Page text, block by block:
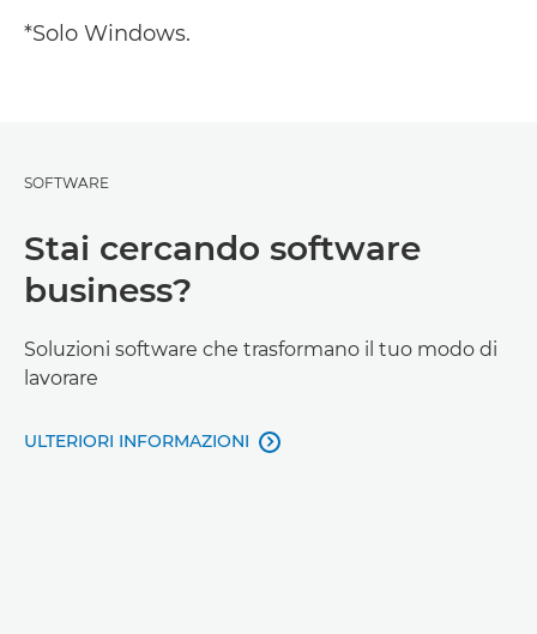
*Solo Windows.
SOFTWARE
Stai cercando software
business?
Soluzioni software che trasformano il tuo modo di
lavorare
ULTERIORI INFORMAZIONI 